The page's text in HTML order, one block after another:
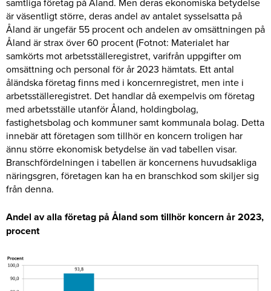
är väsentligt större, deras andel av antalet sysselsatta på
Åland är ungefär 55 procent och andelen av omsättningen på
Åland är strax över 60 procent (Fotnot: Materialet har
samkörts mot arbetsställeregistret, varifrån uppgifter om
omsättning och personal för år 2023 hämtats. Ett antal
åländska företag finns med i koncernregistret, men inte i
arbetsställeregistret. Det handlar då exempelvis om företag
med arbetsställe utanför Åland, holdingbolag,
fastighetsbolag och kommuner samt kommunala bolag. Detta
innebär att företagen som tillhör en koncern troligen har
ännu större ekonomisk betydelse än vad tabellen visar.
Branschfördelningen i tabellen är koncernens huvudsakliga
näringsgren, företagen kan ha en branschkod som skiljer sig
från denna.
Andel av alla företag på Åland som tillhör koncern år 2023,
procent